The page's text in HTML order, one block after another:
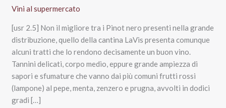
Vini al supermercato
[usr 2.5] Non il migliore tra i Pinot nero presenti nella grande
distribuzione, quello della cantina LaVis presenta comunque
alcuni tratti che lo rendono decisamente un buon vino.
Tannini delicati, corpo medio, eppure grande ampiezza di
sapori e sfumature che vanno dai più comuni frutti rossi
(lampone) al pepe, menta, zenzero e prugna, avvolti in dodici
gradi […]